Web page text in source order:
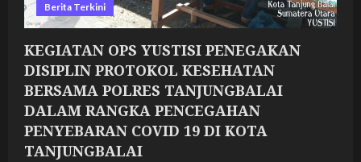
Berita Terkini
KEGIATAN OPS YUSTISI PENEGAKAN
DISIPLIN PROTOKOL KESEHATAN
BERSAMA POLRES TANJUNGBALAI
DALAM RANGKA PENCEGAHAN
PENYEBARAN COVID 19 DI KOTA
TANJUNGBALAI